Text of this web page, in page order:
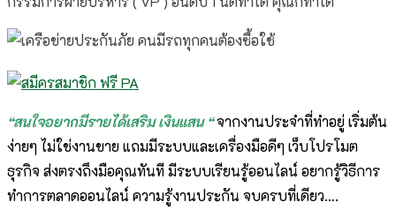
“สนใจอยากมีรายได้เสริม เงินแสน “จากงานประจำที่ทำอยู่ เริ่มต้น
ง่ายๆ ไม่ใช่งานขาย แถมมีระบบและเครื่องมือดีๆ เว็บโปรโมต
ธุรกิจ ส่งตรงถึงมือคุณทันที มีระบบเรียนรู้ออนไลน์ อยากรู้วิธีการ
ทำการตลาดออนไลน์ ความรู้งานประกัน จบครบที่เดียว….